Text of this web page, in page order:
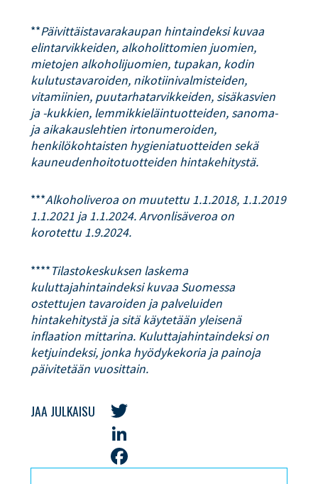
**Päivittäistavarakaupan hintaindeksi kuvaa
elintarvikkeiden, alkoholittomien juomien,
mietojen alkoholijuomien, tupakan, kodin
kulutustavaroiden, nikotiinivalmisteiden,
vitamiinien, puutarhatarvikkeiden, sisäkasvien
ja -kukkien, lemmikkieläintuotteiden, sanoma-
ja aikakauslehtien irtonumeroiden,
henkilökohtaisten hygieniatuotteiden sekä
kauneudenhoitotuotteiden hintakehitystä.
***Alkoholiveroa on muutettu 1.1.2018, 1.1.2019
1.1.2021 ja 1.1.2024. Arvonlisäveroa on
korotettu 1.9.2024.
****Tilastokeskuksen laskema
kuluttajahintaindeksi kuvaa Suomessa
ostettujen tavaroiden ja palveluiden
hintakehitystä ja sitä käytetään yleisenä
inflaation mittarina. Kuluttajahintaindeksi on
ketjuindeksi, jonka hyödykekoria ja painoja
päivitetään vuosittain.
JAA JULKAISU
Twitter
LinkedIn